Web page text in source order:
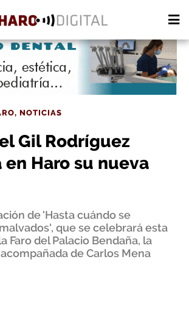
, NOTICIAS
Gil Rodríguez
en Haro su nueva
de 'Hasta cuándo se
que se celebrará esta
Faro del Palacio Bendaña, la
de Carlos Mena